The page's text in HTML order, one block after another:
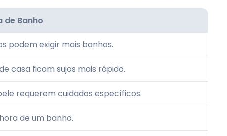
de Banho
podem exigir mais banhos.
casa ficam sujos mais rápido.
requerem cuidados específicos.
de um banho.